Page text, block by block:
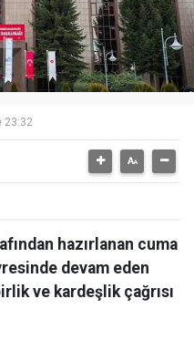
23:32
hazırlanan cuma
devam eden
ve kardeşlik çağrısı